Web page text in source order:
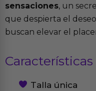
sensaciones, un
que despierta el
buscan elevar el
Características
Talla única